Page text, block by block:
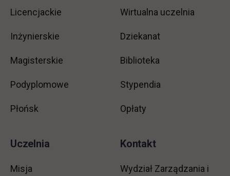
Licencjackie
Inżynierskie
Magisterskie
Podyplomowe
Płońsk
Wirtualna uczelnia
Dziekanat
Biblioteka
Stypendia
Opłaty
Uczelnia
Misja
Kontakt
Wydział Zarządzania i